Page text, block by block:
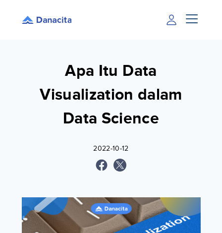
Apa Itu Data
Visualization dalam
Data Science
2022-10-12